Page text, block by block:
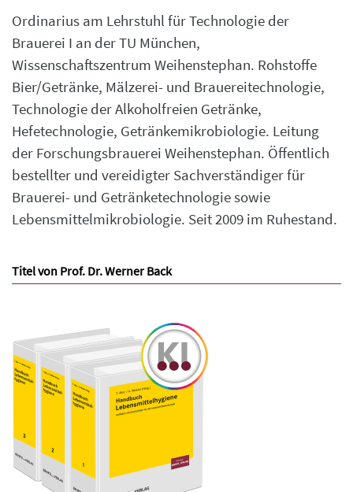
Ordinarius am Lehrstuhl für Technologie der
Brauerei I an der TU München,
Wissenschaftszentrum Weihenstephan. Rohstoffe
Bier/Getränke, Mälzerei- und Brauereitechnologie,
Technologie der Alkoholfreien Getränke,
Hefetechnologie, Getränkemikrobiologie. Leitung
der Forschungsbrauerei Weihenstephan. Öffentlich
bestellter und vereidigter Sachverständiger für
Brauerei- und Getränketechnologie sowie
Lebensmittelmikrobiologie. Seit 2009 im Ruhestand.
Titel von Prof. Dr. Werner Back